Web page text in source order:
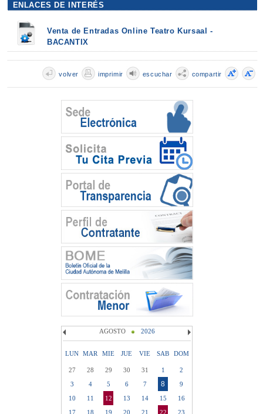
ENLACES DE INTERÉS
Venta de Entradas Online Teatro Kursaal -
BACANTIX
compartir
escuchar
imprimir
volver
AGOSTO 2026
LUN MAR MIE JUE VIE SAB DOM
27 28 29 30 31 1
2
3
4 5 6 7 8
9
10
11 12 13 14 15
16
17
18 19 20 21 22
23